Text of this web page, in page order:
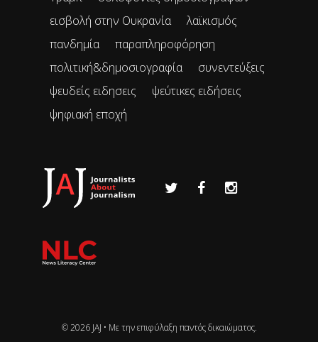
εισβολή στην Ουκρανία
λαϊκισμός
πανδημία
παραπληροφόρηση
πολιτική&δημοσιογραφία
συνεντεύξεις
ψευδείς ειδησεις
ψεύτικες ειδήσεις
ψηφιακή εποχή
© 2026 JAJ • Mε την επιφύλαξη παντός δικαιώματος.